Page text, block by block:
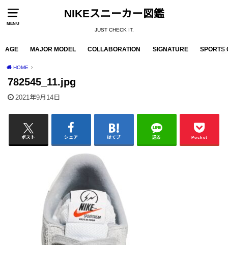
MENU
NIKEスニーカー図鑑
JUST CHECK IT.
AGE MAJOR MODEL COLLABORATION SIGNATURE SPORTS
HOME
782545_11.jpg
2021年9月14日
ポスト シェア はてブ 送る Pocket